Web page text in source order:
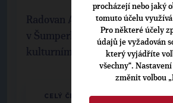
Radovan Auer se narodil roku
v Šumperku. Profesně se
kulturnímu managementu.
CELÝ ČLÁNEK
procházejí nebo jaký
tomuto účelu
Pro některé účely
údajů je vyžadován
který vyjádříte
všechny“.
změnit volbou